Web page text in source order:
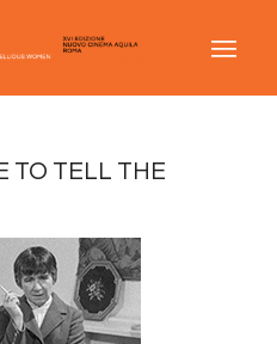
TO TELL THE